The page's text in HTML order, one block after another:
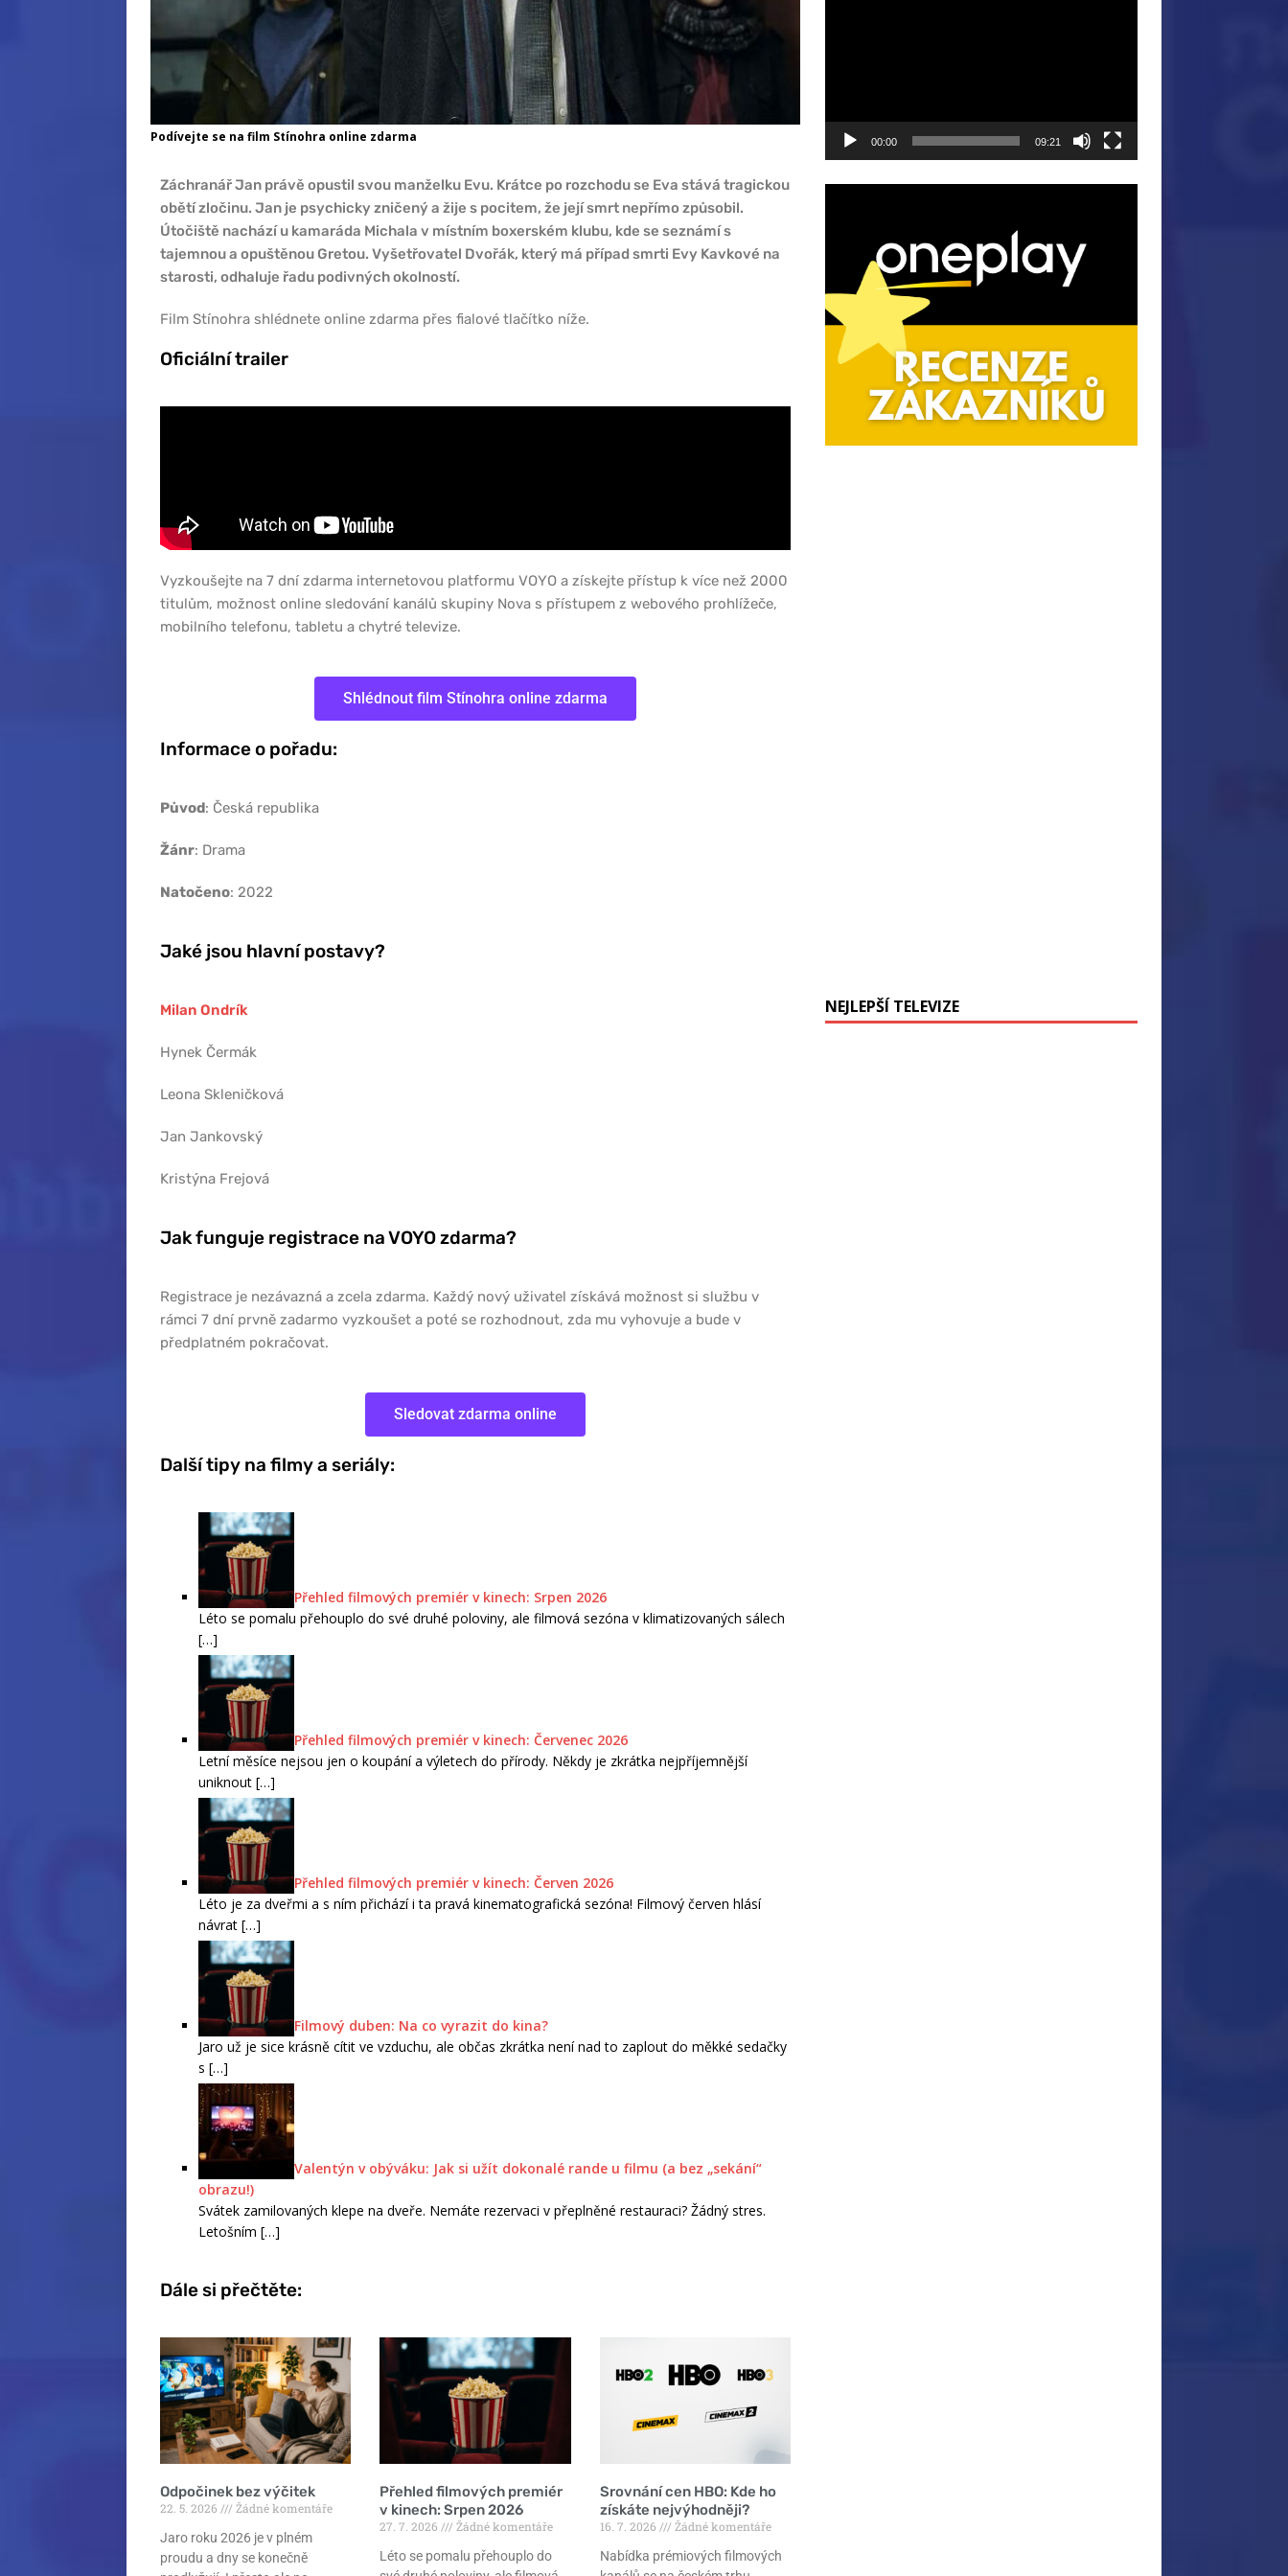
Podívejte se na film Stínohra online zdarma
Záchranář Jan právě opustil svou manželku Evu. Krátce po rozchodu se Eva stává tragickou
obětí zločinu. Jan je psychicky zničený a žije s pocitem, že její smrt nepřímo způsobil.
Útočiště nachází u kamaráda Michala v místním boxerském klubu, kde se seznámí s
tajemnou a opuštěnou Gretou. Vyšetřovatel Dvořák, který má případ smrti Evy Kavkové na
starosti, odhaluje řadu podivných okolností.
Film Stínohra shlédnete online zdarma přes fialové tlačítko níže.
Oficiální trailer
Vyzkoušejte na 7 dní zdarma internetovou platformu VOYO a získejte přístup k více než 2000
titulům, možnost online sledování kanálů skupiny Nova s přístupem z webového prohlížeče,
mobilního telefonu, tabletu a chytré televize.
Shlédnout film Stínohra online zdarma
Informace o pořadu:
Původ: Česká republika
Žánr: Drama
Natočeno: 2022
Jaké jsou hlavní postavy?
Milan Ondrík
Hynek Čermák
Leona Skleničková
Jan Jankovský
Kristýna Frejová
Jak funguje registrace na VOYO zdarma?
Registrace je nezávazná a zcela zdarma. Každý nový uživatel získává možnost si službu v
rámci 7 dní prvně zadarmo vyzkoušet a poté se rozhodnout, zda mu vyhovuje a bude v
předplatném pokračovat.
Sledovat zdarma online
Další tipy na filmy a seriály:
Přehled filmových premiér v kinech: Srpen 2026
Léto se pomalu přehouplo do své druhé poloviny, ale filmová sezóna v klimatizovaných sálech
[…]
Přehled filmových premiér v kinech: Červenec 2026
Letní měsíce nejsou jen o koupání a výletech do přírody. Někdy je zkrátka nejpříjemnější
uniknout […]
Přehled filmových premiér v kinech: Červen 2026
Léto je za dveřmi a s ním přichází i ta pravá kinematografická sezóna! Filmový červen hlásí
návrat […]
Filmový duben: Na co vyrazit do kina?
Jaro už je sice krásně cítit ve vzduchu, ale občas zkrátka není nad to zaplout do měkké sedačky
s […]
Valentýn v obýváku: Jak si užít dokonalé rande u filmu (a bez „sekání“
obrazu!)
Svátek zamilovaných klepe na dveře. Nemáte rezervaci v přeplněné restauraci? Žádný stres.
Letošním […]
Dále si přečtěte:
Odpočinek bez výčitek
22. 5. 2026
Žádné komentáře
Jaro roku 2026 je v plném
proudu a dny se konečně
Přehled filmových premiér
v kinech: Srpen 2026
27. 7. 2026
Žádné komentáře
Léto se pomalu přehouplo do
Srovnání cen HBO: Kde ho
získáte nejvýhodněji?
16. 7. 2026
Žádné komentáře
Nabídka prémiových filmových
00:00 09:21
NEJLEPŠÍ TELEVIZE